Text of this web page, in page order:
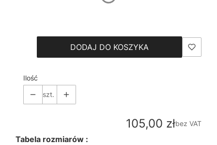
DODAJ DO KOSZYKA
Ilość
szt.
Cena
105,00 złbez VAT
Tabela rozmiarów :